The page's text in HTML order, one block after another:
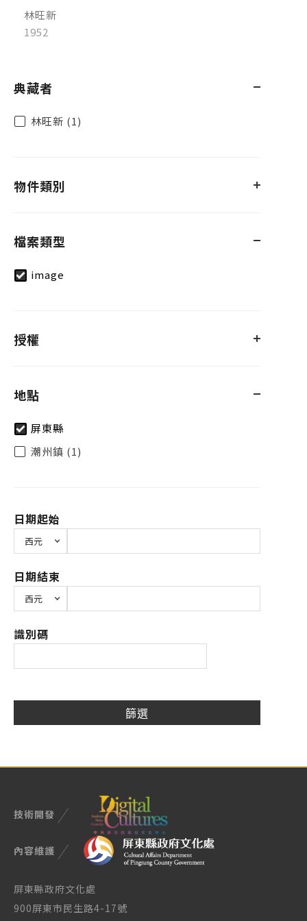
林旺新
1952
典藏者
林旺新 (1)
物件類別
檔案類型
image
授權
地點
屏東縣
潮州鎮 (1)
日期起始
日期結束
識別碼
技術開發
內容維護
屏東縣政府文化處
900屏東市民生路4-17號